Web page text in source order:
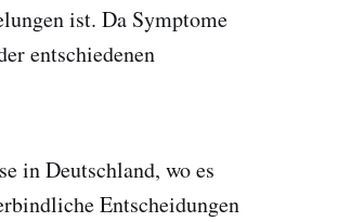
ist. Da Symptome
entschiedenen
in Deutschland, wo es
Entscheidungen